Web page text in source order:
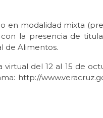
en modalidad mixta
la presencia de
de Alimentos.
virtual del 12 al 15 de
http://